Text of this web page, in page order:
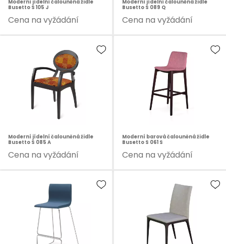
Moderní jídelní čalouněná židle
Busetto S 105 J
Cena na vyžádání
Moderní jídelní čalouněná židle
Busetto S 089 Q
Cena na vyžádání
Moderní jídelní čalouněná židle
Busetto S 085 A
Cena na vyžádání
Moderní barová čalouněná židle
Busetto S 061 S
Cena na vyžádání